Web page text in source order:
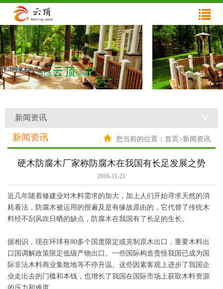
网站首页
关于云顶
产品展示
新闻资讯
技术支持
新闻资讯
新闻资讯 您当前的位置：首页>新闻资讯
硬木防腐木厂家称防腐木在我国有长足发展之势
2016-11-21
近几年随着修建业对木料需求的加大，加上人们开始寻求天然的消
耗看法，防腐木被运用的很遍及是有缘故原由的，它代替了传统木
料经不刮风吹日晒的缺点，防腐木在我国有了长足的生长。
据相识，现在环球有80多个国度限定或克制原木出口，重要木料出
口国调解政策限定低级产物出口。一些国际构造责怪我国已成为国
际非法木料商业集散地等不停升温。这些因素客观上进步了我国企
业走出去的门槛和本钱，也增长了我国在国际市场上获取木料资源